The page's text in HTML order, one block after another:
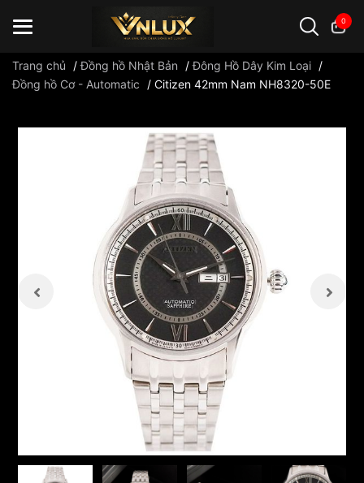
0
Trang chủ /Đồng hồ Nhật Bản /Đông Hồ Dây Kim Loại /
Đồng hồ Cơ - Automatic
/ Citizen 42mm Nam NH8320-50E